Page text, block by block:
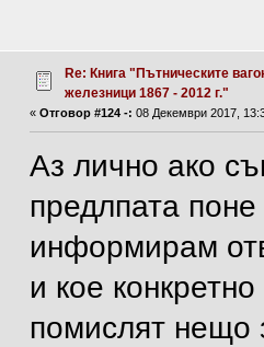
Re: Книга "Пътническите
железници 1867 - 2012 г."
«Отговор #124 -: 08 Декември 2017,
Aз лично ако
предлпата
информирам
и кое
помислят нещо